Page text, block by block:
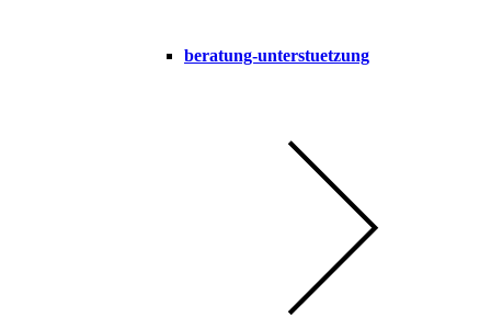
beratung-unterstuetzung